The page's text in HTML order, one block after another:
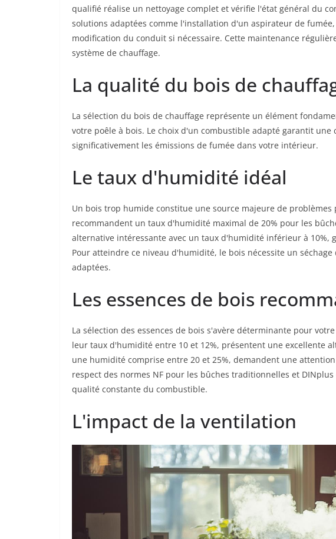
qualifié réalise un nettoyage complet et vérifie l'état général du
solutions adaptées comme l'installation d'un aspirateur de
modification du conduit si nécessaire. Cette maintenance
système de chauffage.
La qualité du bois de
La sélection du bois de chauffage représente un élément
votre poêle à bois. Le choix d'un combustible adapté garantit
significativement les émissions de fumée dans votre intérieur.
Le taux d'humidité idéal
Un bois trop humide constitue une source majeure de
recommandent un taux d'humidité maximal de 20% pour les
alternative intéressante avec un taux d'humidité inférieur à 10%,
Pour atteindre ce niveau d'humidité, le bois nécessite un
adaptées.
Les essences de bois
La sélection des essences de bois s'avère déterminante pour
leur taux d'humidité entre 10 et 12%, présentent une excellente
une humidité comprise entre 20 et 25%, demandent une
respect des normes NF pour les bûches traditionnelles et
qualité constante du combustible.
L'impact de la ventilation